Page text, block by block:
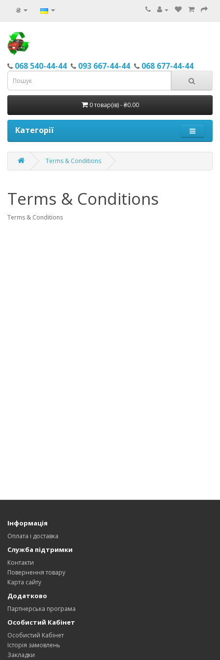
₴
068 540-44-44 093 667-44-44 068 677-44-44
0 товар(ів) - ₴0.00
Категорії
Terms & Conditions
Terms & Conditions
Terms & Conditions
Інформація
Оплата і доставка
Служба підтримки
Контакти
Повернення товару
Карта сайту
Додатково
Партнерська програма
Особистий Кабінет
Особистий Кабінет
Історія замовлень
Закладки